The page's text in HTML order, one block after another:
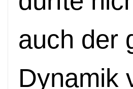
auch der
Dynamik